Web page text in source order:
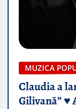
MUZICA
Claudia a
Gilivană” ♥️